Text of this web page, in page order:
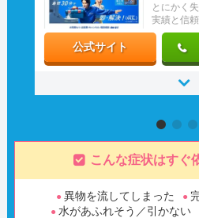
とにかく
実績と信
公式サイト
こんな症状はすぐ
異物を流してしまった
水があふれそう／引かない